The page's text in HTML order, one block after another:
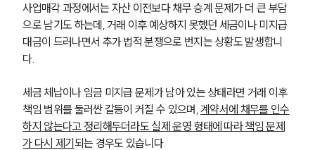
사업매각 과정에서는 자산 이전보다 채무 승계 문제가 더 큰 부담
으로 남기도 하는데, 거래 이후 예상하지 못했던 세금이나 미지급
대금이 드러나면서 추가 법적 분쟁으로 번지는 상황도 발생합니
다.
세금 체납이나 임금 미지급 문제가 남아 있는 상태라면 거래 이후
책임 범위를 둘러싼 갈등이 커질 수 있으며, 계약서에 채무를 인수
하지 않는다고 정리해두더라도 실제 운영 형태에 따라 책임 문제
가 다시 제기 되는 경우도 있습니다.